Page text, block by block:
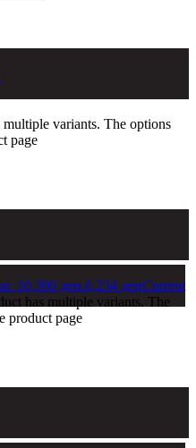
variants. The options
page
10,390 ден.6,234 денCurrent
has multiple variants. The
product page